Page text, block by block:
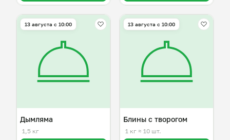
13 августа с 10:00
Дымляма
1,5 кг
13 августа с 10:00
Блины с творогом
1 кг ≈ 10 шт.